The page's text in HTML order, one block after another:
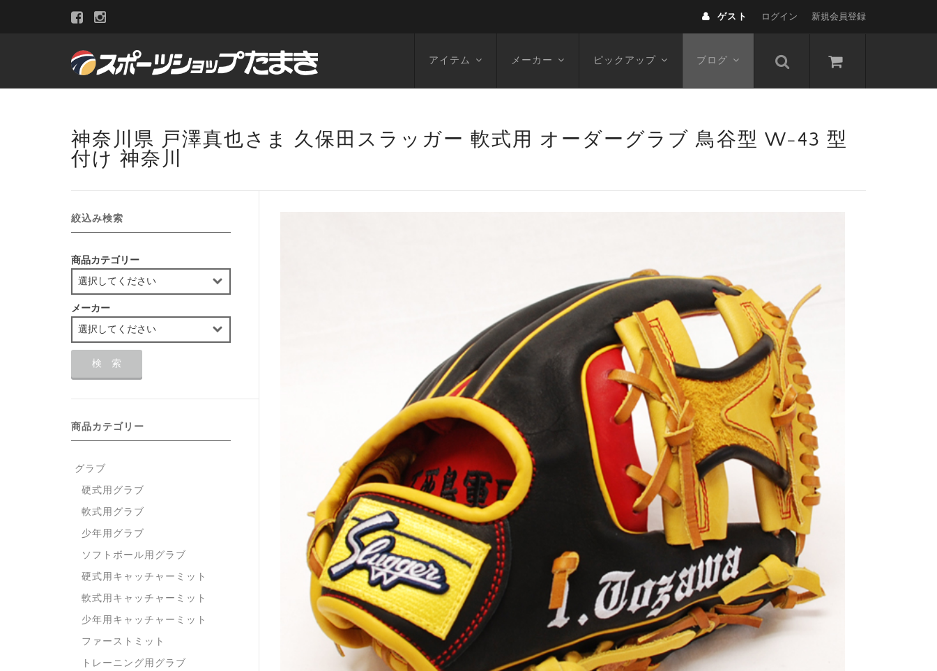
ゲスト ログイン 新規会員登録
アイテム メーカー ピックアップ ブログ
神奈川県 戸澤真也さま 久保田スラッガー 軟式用 オーダーグラブ 鳥谷型 W-43 型
付け 神奈川
絞込み検索
商品カテゴリー
メーカー
商品カテゴリー
グラブ
硬式用グラブ
軟式用グラブ
少年用グラブ
ソフトボール用グラブ
硬式用キャッチャーミット
軟式用キャッチャーミット
少年用キャッチャーミット
ファーストミット
トレーニング用グラブ